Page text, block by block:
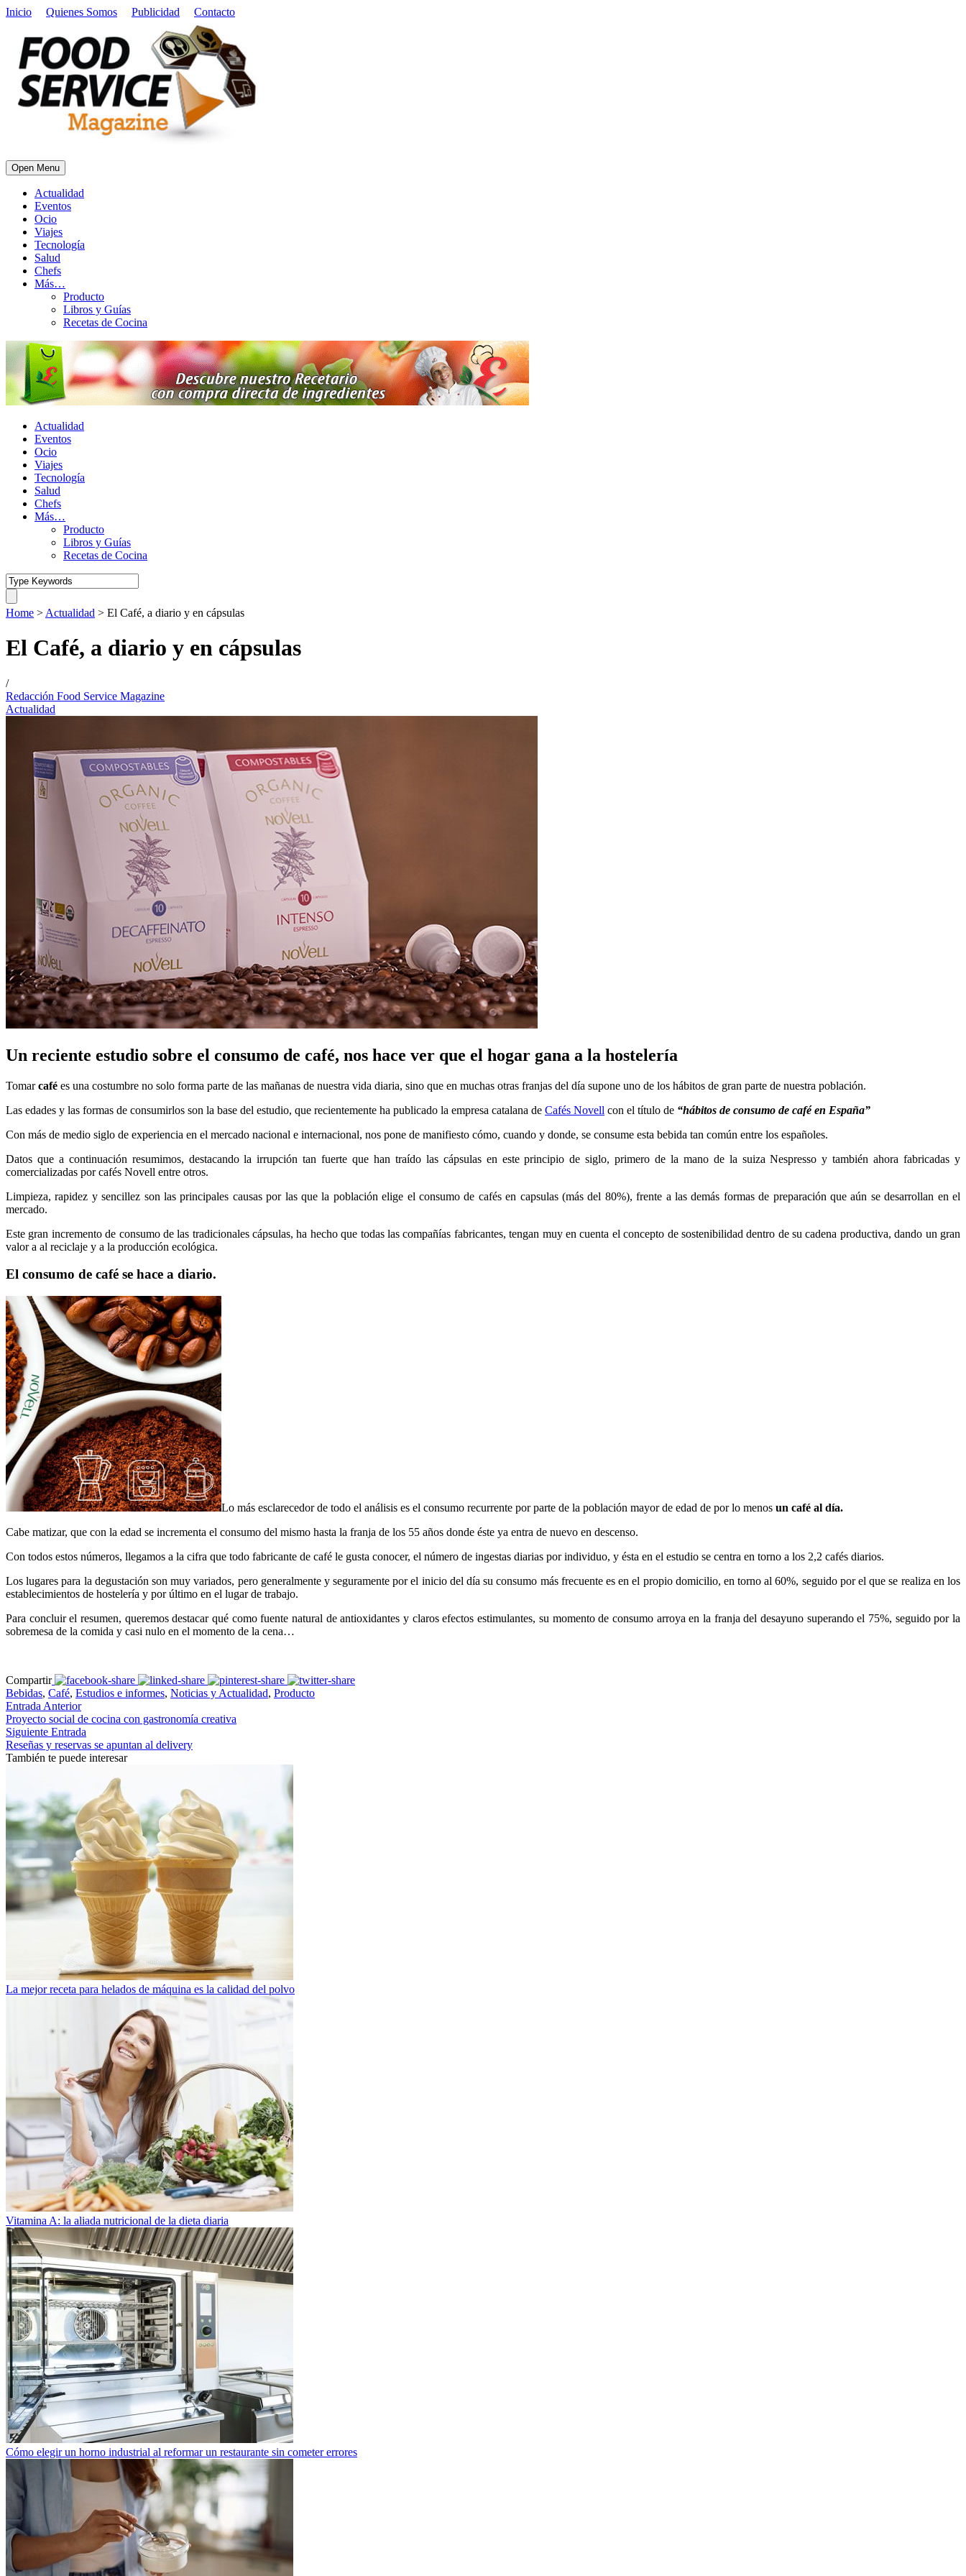
Inicio Quienes Somos Publicidad Contacto
Open Menu
Actualidad
Eventos
Ocio
Viajes
Tecnología
Salud
Chefs
Más…
Producto
Libros y Guías
Recetas de Cocina
Actualidad
Eventos
Ocio
Viajes
Tecnología
Salud
Chefs
Más…
Producto
Libros y Guías
Recetas de Cocina
Home > Actualidad > El Café, a diario y en cápsulas
El Café, a diario y en cápsulas
/
Redacción Food Service Magazine
Actualidad
Un reciente estudio sobre el consumo de café, nos hace ver que el hogar gana a la hostelería
Tomarcafé es una costumbre no solo forma parte de las mañanas de nuestra vida diaria, sino que en muchas otras franjas del día supone uno de los hábitos de gran parte de nuestra población.
Las edades y las formas de consumirlos son la base del estudio, que recientemente ha publicado la empresa catalana de Cafés Novell con el título de “hábitos de consumo de café en España”
Con más de medio siglo de experiencia en el mercado nacional e internacional, nos pone de manifiesto cómo, cuando y donde, se consume esta bebida tan común entre los españoles.
Datos que a continuación resumimos, destacando la irrupción tan fuerte que han traído las cápsulas en este principio de siglo, primero de la mano de la suiza Nespresso y también ahora fabricadas y
comercializadas por cafés Novell entre otros.
Limpieza, rapidez y sencillez son las principales causas por las que la población elige el consumo de cafés en capsulas (más del 80%), frente a las demás formas de preparación que aún se desarrollan en el
mercado.
Este gran incremento de consumo de las tradicionales cápsulas, ha hecho que todas las compañías fabricantes, tengan muy en cuenta el concepto de sostenibilidad dentro de su cadena productiva, dando un gran
valor a al reciclaje y a la producción ecológica.
El consumo de café se hace a diario.
Lo más esclarecedor de todo el análisis es el consumo recurrente por parte de la población mayor de edad de por lo menos un café al día.
Cabe matizar, que con la edad se incrementa el consumo del mismo hasta la franja de los 55 años donde éste ya entra de nuevo en descenso.
Con todos estos números, llegamos a la cifra que todo fabricante de café le gusta conocer, el número de ingestas diarias por individuo, y ésta en el estudio se centra en torno a los 2,2 cafés diarios.
Los lugares para la degustación son muy variados, pero generalmente y seguramente por el inicio del día su consumo más frecuente es en el propio domicilio, en torno al 60%, seguido por el que se realiza en los
establecimientos de hostelería y por último en el lugar de trabajo.
Para concluir el resumen, queremos destacar qué como fuente natural de antioxidantes y claros efectos estimulantes, su momento de consumo arroya en la franja del desayuno superando el 75%, seguido por la
sobremesa de la comida y casi nulo en el momento de la cena…
Compartir
Bebidas, Café, Estudios e informes, Noticias y Actualidad, Producto
Entrada Anterior
Proyecto social de cocina con gastronomía creativa
Siguiente Entrada
Reseñas y reservas se apuntan al delivery
También te puede interesar
La mejor receta para helados de máquina es la calidad del polvo
Vitamina A: la aliada nutricional de la dieta diaria
Cómo elegir un horno industrial al reformar un restaurante sin cometer errores